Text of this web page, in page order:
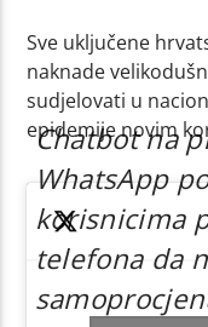
Sve uključene
naknade
sudjelovati u
epidemije novim
Chatbot na
WhatsApp
korisnicima
telefona da